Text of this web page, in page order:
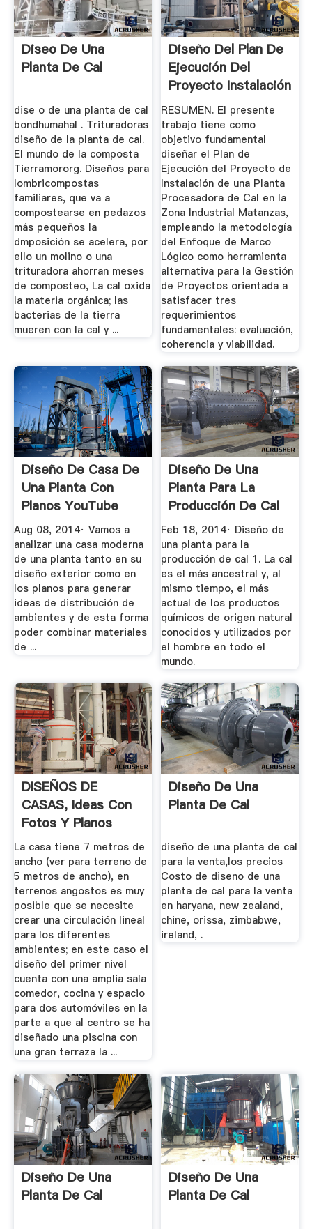
Diseo De Una
Planta De Cal
dise o de una planta de cal
bondhumahal . Trituradoras
diseño de la planta de cal.
El mundo de la composta
Tierramororg. Diseños para
lombricompostas
familiares, que va a
compostearse en pedazos
más pequeños la
dmposición se acelera, por
ello un molino o una
trituradora ahorran meses
de composteo, La cal oxida
la materia orgánica; las
bacterias de la tierra
mueren con la cal y ...
Diseño Del Plan De
Ejecución Del
Proyecto Instalación
De ...
RESUMEN. El presente
trabajo tiene como
objetivo fundamental
diseñar el Plan de
Ejecución del Proyecto de
Instalación de una Planta
Procesadora de Cal en la
Zona Industrial Matanzas,
empleando la metodología
del Enfoque de Marco
Lógico como herramienta
alternativa para la Gestión
de Proyectos orientada a
satisfacer tres
requerimientos
fundamentales: evaluación,
coherencia y viabilidad.
Diseño De Casa De
Una Planta Con
Planos YouTube
Aug 08, 2014· Vamos a
analizar una casa moderna
de una planta tanto en su
diseño exterior como en
los planos para generar
ideas de distribución de
ambientes y de esta forma
poder combinar materiales
de ...
Diseño De Una
Planta Para La
Producción De Cal
Feb 18, 2014· Diseño de
una planta para la
producción de cal 1. La cal
es el más ancestral y, al
mismo tiempo, el más
actual de los productos
químicos de origen natural
conocidos y utilizados por
el hombre en todo el
mundo.
DISEÑOS DE
CASAS, Ideas Con
Fotos Y Planos
Construye Hogar
La casa tiene 7 metros de
ancho (ver para terreno de
5 metros de ancho), en
terrenos angostos es muy
posible que se necesite
crear una circulación lineal
para los diferentes
ambientes; en este caso el
diseño del primer nivel
cuenta con una amplia sala
comedor, cocina y espacio
para dos automóviles en la
parte a que al centro se ha
diseñado una piscina con
una gran terraza la ...
Diseño De Una
Planta De Cal
diseño de una planta de cal
para la venta,los precios
Costo de diseno de una
planta de cal para la venta
en haryana, new zealand,
chine, orissa, zimbabwe,
ireland, .
Diseño De Una
Planta De Cal
Diseño De Una
Planta De Cal